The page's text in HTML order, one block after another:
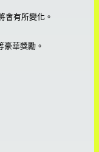
會有所變化。
豪華獎勵。